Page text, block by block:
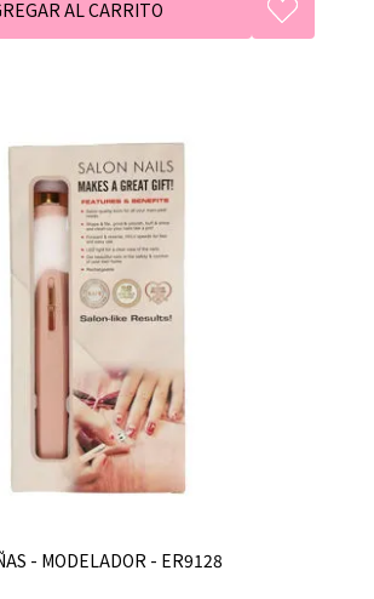
- MODELADOR - ER9128